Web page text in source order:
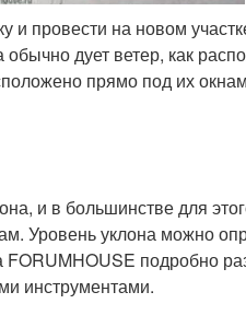
провести на новом
обычно дует ветер, как
прямо под их
и в большинстве для
Уровень уклона можно
подробно
инструментами.